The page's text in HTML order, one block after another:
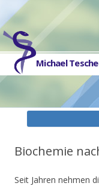
Michael
Biochemie
Seit Jahren nehmen